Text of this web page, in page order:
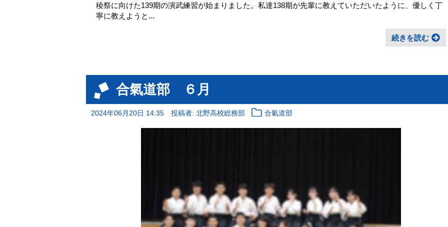
稜祭に向けた139期の演武練習が始まりました。私達138期が先輩に教えていただいたように、優しく丁
寧に教えようと...
続きを読む
合氣道部 ６月
2024年06月20日 14:35 投稿者: 北野高校総務部 合氣道部